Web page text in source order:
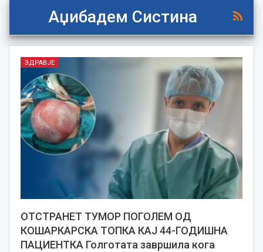
Аџибадем Систина
ЗДРАВЈЕ
ОТСТРАНЕТ ТУМОР ПОГОЛЕМ ОД
КОШАРКАРСКА ТОПКА КАЈ 44-ГОДИШНА
ПАЦИЕНТКА Голготата завршила кога